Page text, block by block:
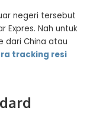
negeri tersebut
Expres. Nah untuk
dari China atau
tracking resi